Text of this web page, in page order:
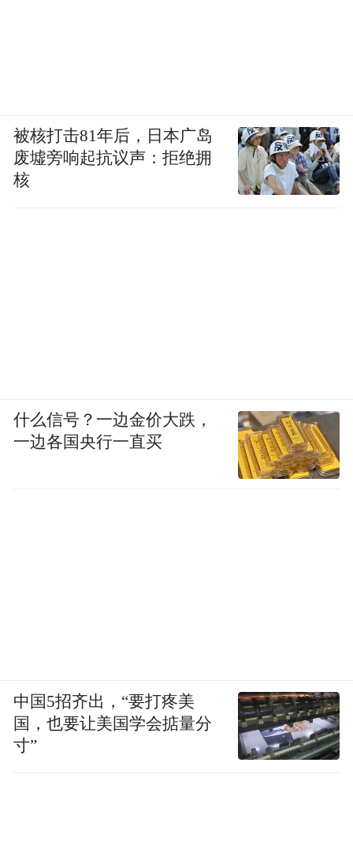
被核打击81年后，日本广岛
废墟旁响起抗议声：拒绝拥
核
什么信号？一边金价大跌，
一边各国央行一直买
中国5招齐出，“要打疼美
国，也要让美国学会掂量分
寸”